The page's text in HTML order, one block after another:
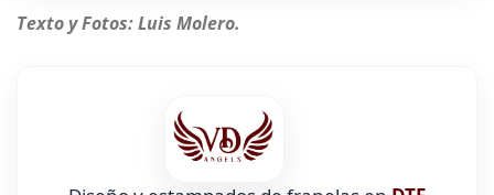
Texto y Fotos: Luis Molero.